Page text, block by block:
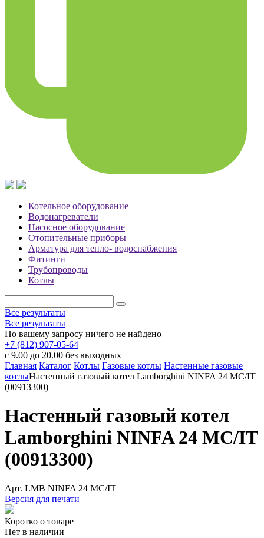
Котельное оборудование
Водонагреватели
Насосное оборудование
Отопительные приборы
Арматура для тепло- водоснабжения
Фитинги
Трубопроводы
Котлы
Все результаты
Все результаты
По вашему запросу ничего не найдено
+7 (812) 907-05-64
с 9.00 до 20.00 без выходных
Главная Каталог Котлы Газовые котлы Настенные газовые
котлыНастенный газовый котел Lamborghini NINFA 24 MC/IT
(00913300)
Настенный газовый котел
Lamborghini NINFA 24 MC/IT
(00913300)
Арт. LMB NINFA 24 MC/IT
Версия для печати
Коротко о товаре
Нет в наличии